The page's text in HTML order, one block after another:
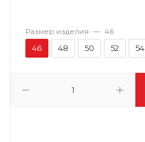
Размер изделия — 46
46 48 50 52 54